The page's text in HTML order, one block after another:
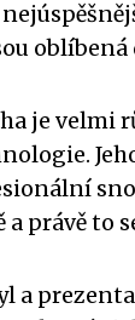
je
a právě to
a